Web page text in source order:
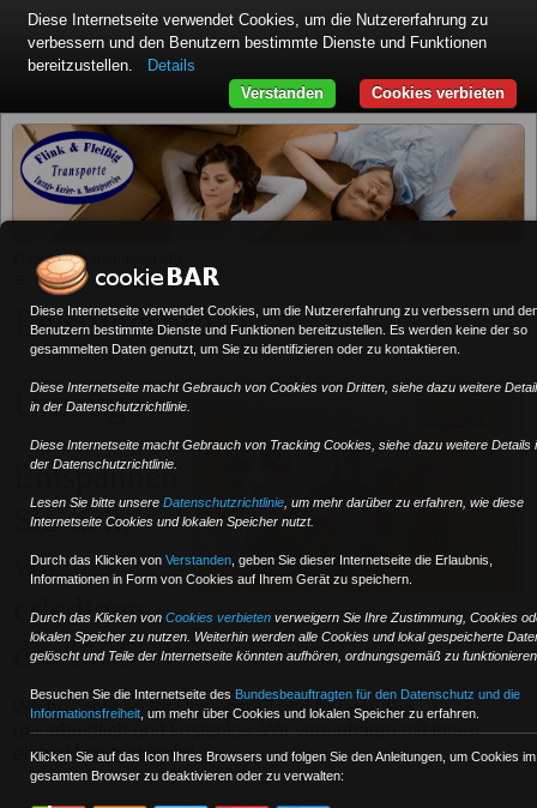
Home»Leistungsprofil
Leistungsprofil
Umzüge
Entspannen
Sie sich,
wir
erledigen
das für Sie!
Wir besichtigen Ihr Umzugsgut und beraten Sie
unverbindlich und kostenlos. Wir vereinbaren mit Ihnen
einen Umzugstermin!
Diese Internetseite verwendet Cookies, um die Nutzererfahrung zu verbessern und
Benutzern bestimmte Dienste und Funktionen bereitzustellen. Es werden keine der so
gesammelten Daten genutzt, um Sie zu identifizieren oder zu kontaktieren.
Diese Internetseite macht Gebrauch von Cookies von Dritten, siehe dazu weitere
in der Datenschutzrichtlinie.
Diese Internetseite macht Gebrauch von Tracking Cookies, siehe dazu weitere Details
der Datenschutzrichtlinie.
Lesen Sie bitte unsere Datenschutzrichtlinie , um mehr darüber zu erfahren, wie diese
Internetseite Cookies und lokalen Speicher nutzt.
Durch das Klicken von Verstanden geben Sie dieser Internetseite die Erlaubnis,
Informationen in Form von Cookies auf Ihrem Gerät zu speichern.
Durch das Klicken von Cookies verbieten verweigern Sie Ihre Zustimmung, Cookies
lokalen Speicher zu nutzen. Weiterhin werden alle Cookies und lokal gespeicherte
gelöscht und Teile der Internetseite könnten aufhören, ordnungsgemäß zu
Besuchen Sie die Internetseite des Bundesbeauftragten für den Datenschutz und die
Informationsfreiheit , um mehr über Cookies und lokalen Speicher zu erfahren.
Klicken Sie auf das Icon Ihres Browsers und folgen Sie den Anleitungen, um Cookies im
gesamten Browser zu deaktivieren oder zu verwalten:
Diese Internetseite verwendet Cookies, um die Nutzererfahrung zu
verbessern und den Benutzern bestimmte Dienste und Funktionen
bereitzustellen.
Details
Cookies verbieten
Verstanden